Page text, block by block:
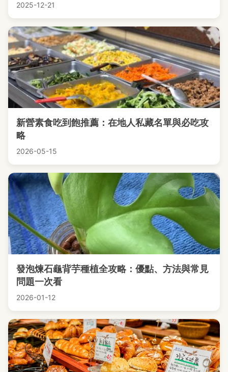
2025-12-21
新營素食吃到飽推薦：在地人私藏名單與必吃攻
略
2026-05-15
發泡煉石龜背芋種植全攻略：優點、方法與常見
問題一次看
2026-01-12